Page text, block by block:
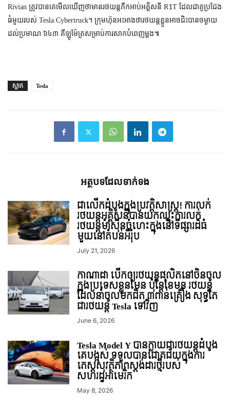
Rivian ត្រូវ​បាន​គេ​មើល​ឃើញ​ថា​មាន​រថយន្ត​ភីកអាប់​អគ្គិសនី R1T ដែល​ជា​គូ​ប្រជែង​
ធំ​មួយ​​របស់​ Tesla Cybertruck។ ក្រុមហ៊ុន​អះអាង​ថា​រថយន្ត​ខ្លួន​អាច​ជិះ​បាន​ចម្ងាយ​
ដល់​ប្រមាណ ៦៤៣ គីឡូម៉ែត្រ​សម្រាប់​ការ​សាក​​បំពេញ​ម្ដង៕
ស្លាក Tesla
អត្ថបទ​ដែល​ទាក់ទង
ជាលើកដំបូងក្នុងប្រវត្តិសាស្ត្រ! ការលក់
រថយន្តអគ្គិសនីបានយកឈ្នះការលក់
រថយន្តម៉ាសុីនចំហេះក្នុងនៅទីផ្សារដ៏ធំ
មួយនៅតំបន់អឺរ៉ុប
July 21, 2026
កាណាដា បើកឲ្យរថយន្តផលិតនៅចិនចូល
ក្នុងប្រទេសខ្លួនមែន ប៉ុន្តែខែមុន រថយន្ត
ដែលនាំចូលមកជិត ៣ពាន់គ្រឿង សុទ្ធតែ
ជារថយន្ត Tesla ទៅវិញ
June 6, 2026
Tesla Model Y បានក្លាយជារថយន្តដំបូង
គេបង្អស់ ទទួលបានជោគជ័យក្នុងការ
តេស្តសុវត្ថិភាពស្តង់ដារថ្មីរបស់
សហរដ្ឋអាមេរិក
May 8, 2026